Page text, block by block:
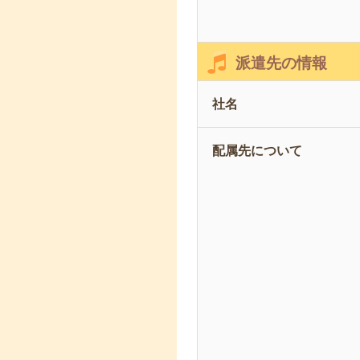
派遣先の情報
社名
配属先について